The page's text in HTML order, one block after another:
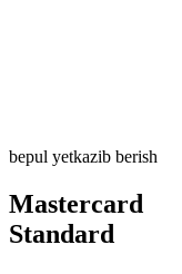
bepul yetkazib berish
Mastercard
Standard